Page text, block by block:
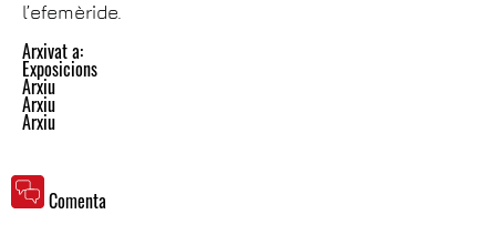
l’efemèride.
Arxivat a:
Exposicions
Arxiu
Arxiu
Arxiu
Comenta